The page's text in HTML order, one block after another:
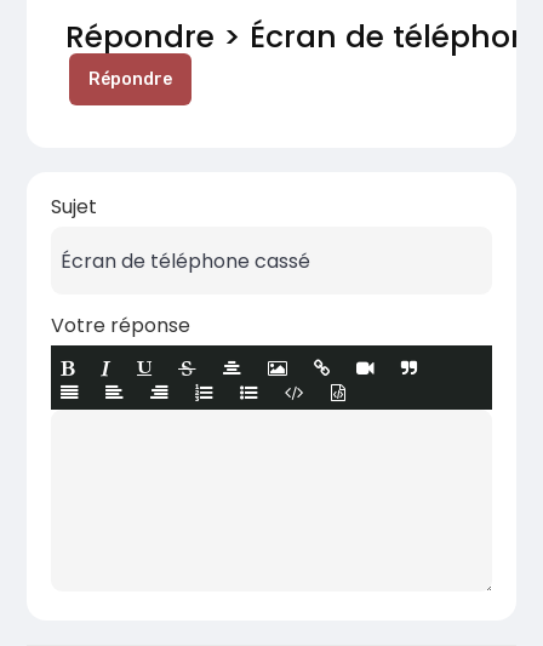
Répondre > Écran de
Répondre
Sujet
Votre réponse